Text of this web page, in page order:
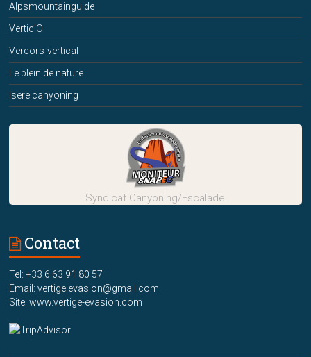
Alpsmountainguide
Vertic'O
Vercors-vertical
Le plein de nature
Isere canyoning
Syndicat Canyoning/Escalade
Contact
Tel: +33 6 63 91 80 57
Email: vertige.evasion@gmail.com
Site: www.vertige-evasion.com